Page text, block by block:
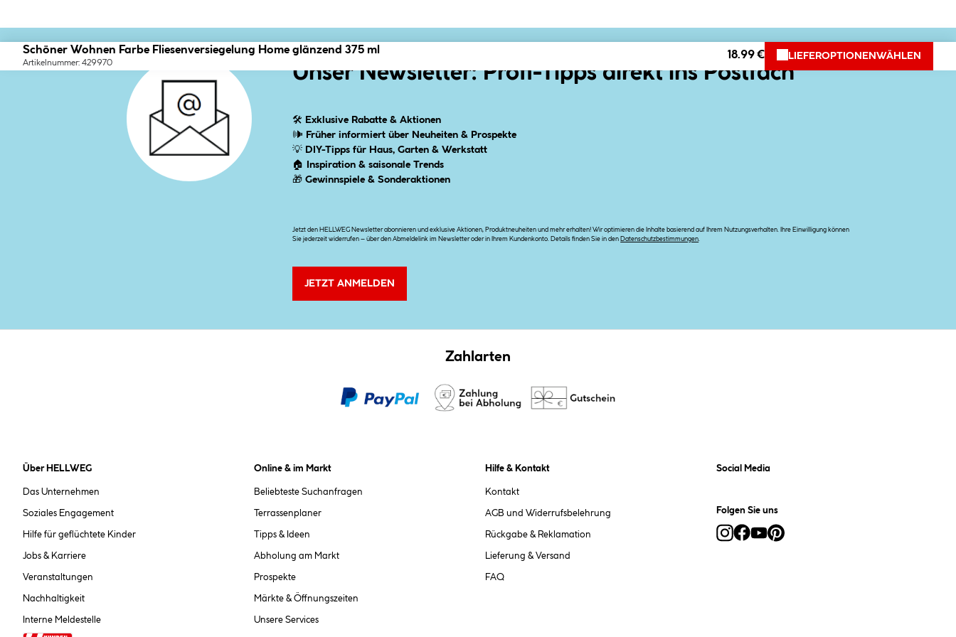
Schöner Wohnen Farbe Fliesenversiegelung Home glänzend 375 ml
Artikelnummer: 429970
18.99 € LIEFEROPTIONEN WÄHLEN
Unser Newsletter: Profi-Tipps direkt ins Postfach
🛠 Exklusive Rabatte & Aktionen
🕪 Früher informiert über Neuheiten & Prospekte
💡 DIY-Tipps für Haus, Garten & Werkstatt
🏠
Inspiration & saisonale Trends
🎁Gewinnspiele & Sonderaktionen
Jetzt den HELLWEG Newsletter abonnieren und exklusive Aktionen, Produktneuheiten und mehr erhalten! Wir optimieren die Inhalte basierend auf Ihrem Nutzungsverhalten. Ihre Einwilligung können
Sie jederzeit widerrufen – über den Abmeldelink im Newsletter oder in Ihrem Kundenkonto. Details finden Sie in den
Datenschutzbestimmungen
JETZT ANMELDEN
Zahlarten
Über HELLWEG
Das Unternehmen
Soziales Engagement
Hilfe für geflüchtete Kinder
Jobs & Karriere
Veranstaltungen
Nachhaltigkeit
Interne Meldestelle
Online & im Markt
Beliebteste Suchanfragen
Terrassenplaner
Tipps & Ideen
Abholung am Markt
Prospekte
Märkte & Öffnungszeiten
Unsere Services
Hilfe & Kontakt
Kontakt
AGB und Widerrufsbelehrung
Rückgabe & Reklamation
Lieferung & Versand
FAQ
Social Media
Folgen Sie uns